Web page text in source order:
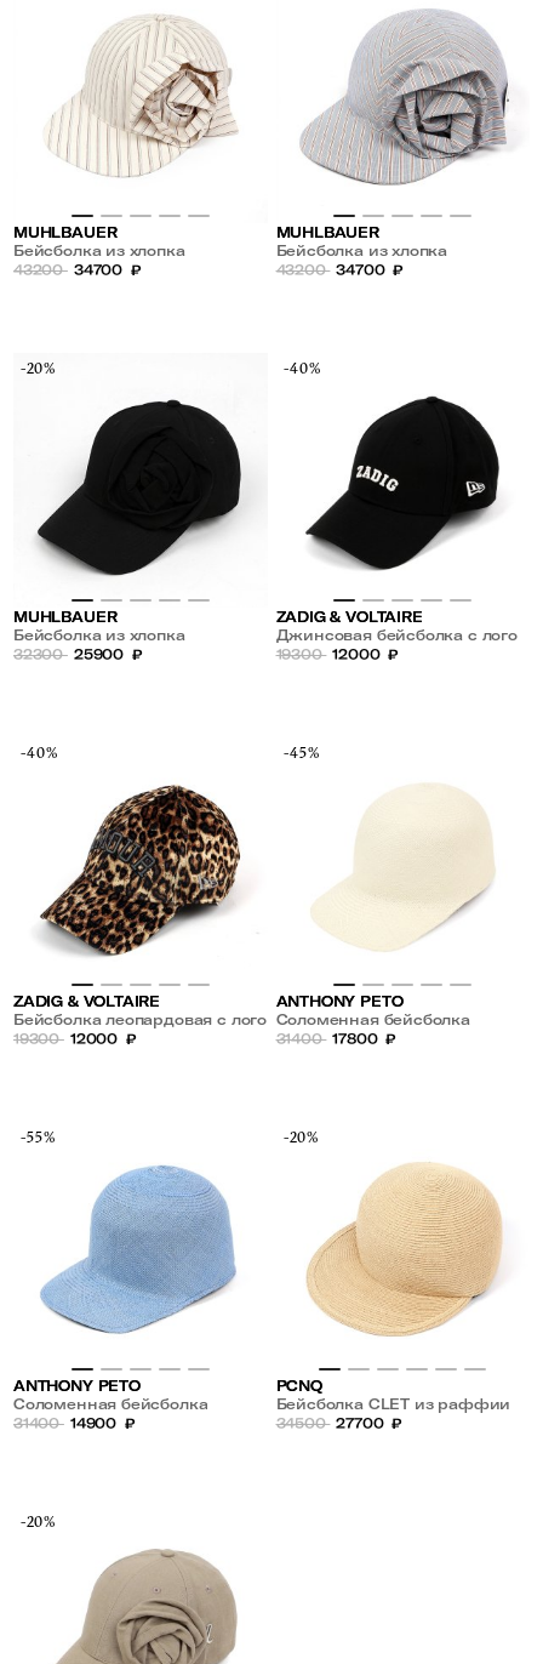
MUHLBAUER
Бейсболка из хлопка
43200 34700 ₽
MUHLBAUER
Бейсболка из хлопка
43200 34700 ₽
-20%
MUHLBAUER
Бейсболка из хлопка
32300 25900 ₽
-40%
ZADIG & VOLTAIRE
Джинсовая бейсболка с лого
19300 12000 ₽
-40%
ZADIG & VOLTAIRE
Бейсболка леопардовая с лого
19300 12000 ₽
-45%
ANTHONY PETO
Соломенная бейсболка
31400 17800 ₽
-55%
ANTHONY PETO
Соломенная бейсболка
31400 14900 ₽
-20%
PCNQ
Бейсболка CLET из раффии
34500 27700 ₽
-20%